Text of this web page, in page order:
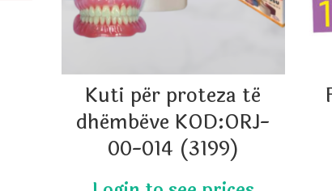
Kuti për proteza të
dhëmbëve KOD:ORJ-
00-014 (3199)